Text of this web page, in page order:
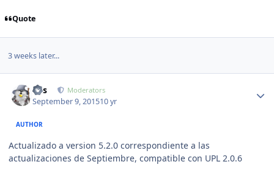
Quote
3 weeks later...
luis Moderators
September 9, 201510 yr
AUTHOR
Actualizado a version 5.2.0 correspondiente a las
actualizaciones de Septiembre, compatible con UPL 2.0.6